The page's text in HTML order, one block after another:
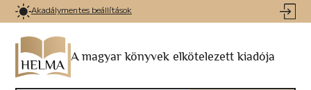
Akadálymentes beállítások
A magyar könyvek elkötelezett kiadója